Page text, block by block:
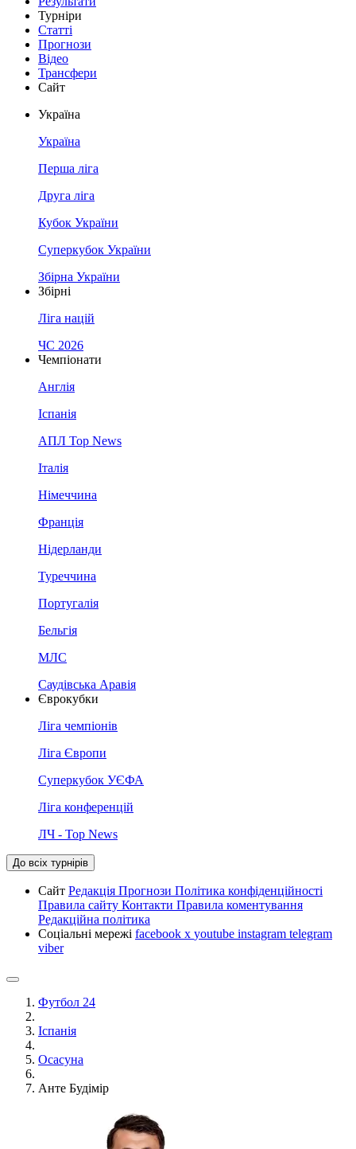
Турніри
Статті
Прогнози
Відео
Трансфери
Сайт
Україна
Україна
Перша ліга
Друга ліга
Кубок України
Суперкубок України
Збірна України
Збірні
Ліга націй
ЧС 2026
Чемпіонати
Англія
Іспанія
АПЛ Top News
Італія
Німеччина
Франція
Нідерланди
Туреччина
Португалія
Бельгія
МЛС
Саудівська Аравія
Єврокубки
Ліга чемпіонів
Ліга Європи
Суперкубок УЄФА
Ліга конференцій
ЛЧ - Top News
До всіх турнірів
Сайт Редакція Прогнози Політика конфіденційності
Правила сайту Контакти Правила коментування
Редакційна політика
Соціальні мережі facebook x youtube instagram telegram
viber
Футбол 24
Іспанія
Осасуна
Анте Будімір